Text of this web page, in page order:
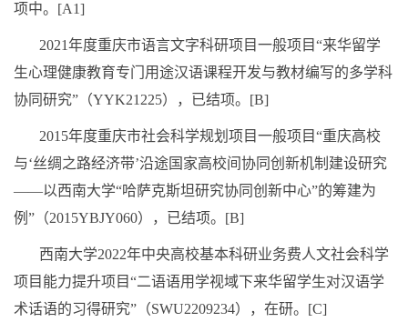
项中。 [A1]
2021年度重庆市语言文字科研项目一般项目“来华留学
生心理健康教育专门用途汉语课程开发与教材编写的多学科
协同研究”（YYK21225），已结项。 [B]
2015年度重庆市社会科学规划项目一般项目“重庆高校
与‘丝绸之路经济带’沿途国家高校间协同创新机制建设研究
——以西南大学“哈萨克斯坦研究协同创新中心”的筹建为
例”（2015YBJY060），已结项。 [B]
西南大学2022年中央高校基本科研业务费人文社会科学
项目能力提升项目“二语语用学视域下来华留学生对汉语学
术话语的习得研究”（SWU2209234），在研。 [C]